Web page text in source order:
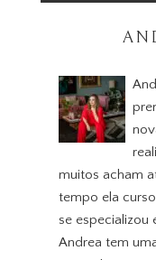
muitos acham
tempo ela
se especializou
Andrea tem